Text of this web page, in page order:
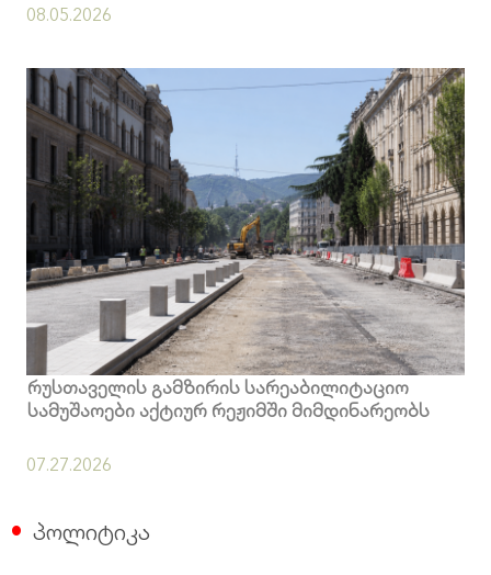
08.05.2026
რუსთაველის გამზირის სარეაბილიტაციო
სამუშაოები აქტიურ რეჟიმში მიმდინარეობს
07.27.2026
პოლიტიკა